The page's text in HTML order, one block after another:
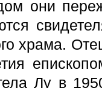
они
храма.
Лу в